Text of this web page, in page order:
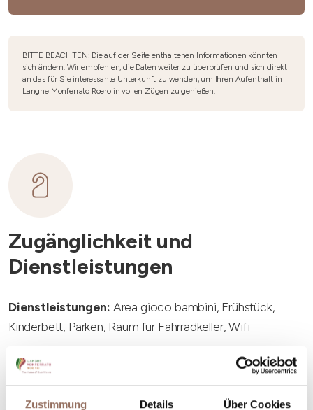
Zustimmung Details Über Cookies
BITTE BEACHTEN: Die auf der Seite enthaltenen Informationen könnten
sich ändern. Wir empfehlen, die Daten weiter zu überprüfen und sich direkt
an das für Sie interessante Unterkunft zu wenden, um Ihren Aufenthalt in
Langhe Monferrato Roero in vollen Zügen zu genießen.
Zugänglichkeit und
Dienstleistungen
Dienstleistungen: Area gioco bambini, Frühstück,
Kinderbett, Parken, Raum für Fahrradkeller, Wifi